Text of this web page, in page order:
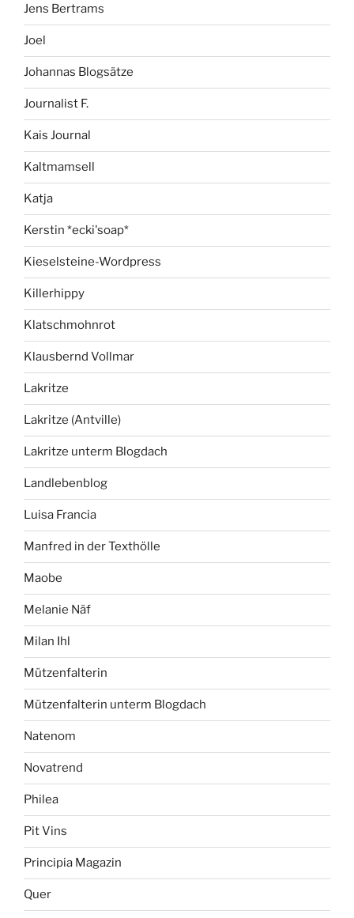
Jens Bertrams
Joel
Johannas Blogsätze
Journalist F.
Kais Journal
Kaltmamsell
Katja
Kerstin *ecki'soap*
Kieselsteine-Wordpress
Killerhippy
Klatschmohnrot
Klausbernd Vollmar
Lakritze
Lakritze (Antville)
Lakritze unterm Blogdach
Landlebenblog
Luisa Francia
Manfred in der Texthölle
Maobe
Melanie Näf
Milan Ihl
Mützenfalterin
Mützenfalterin unterm Blogdach
Natenom
Novatrend
Philea
Pit Vins
Principia Magazin
Quer